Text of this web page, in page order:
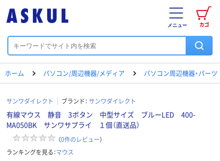
カゴ
メニュー
ホーム パソコン/周辺機器/メディア パソコン周辺機器・パーツ
サンワダイレクト ブランド： サンワダイレクト
有線マウス 静音 3ボタン 中型サイズ ブルーLED 400-
MA050BK サンワサプライ １個（直送品）
（0件のレビュー）
ランキングを見る：マウス